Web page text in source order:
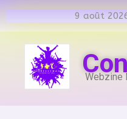
9 août
Webzine